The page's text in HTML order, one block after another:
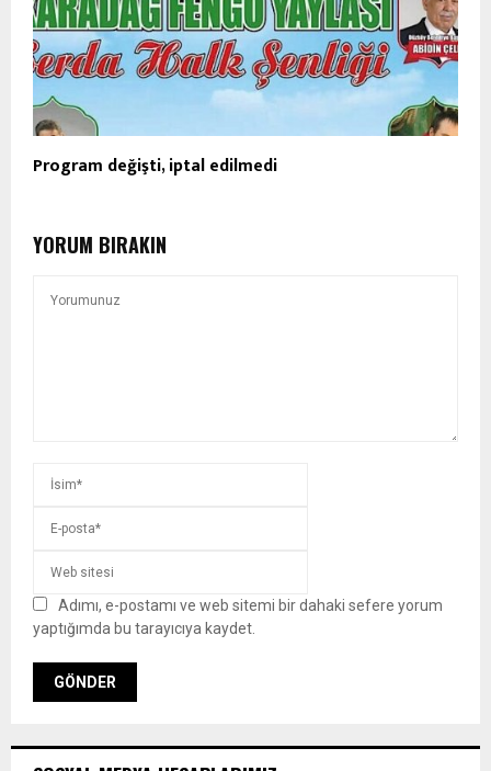
Program değişti, iptal edilmedi
YORUM BIRAKIN
Adımı, e-postamı ve web sitemi bir dahaki sefere yorum
yaptığımda bu tarayıcıya kaydet.